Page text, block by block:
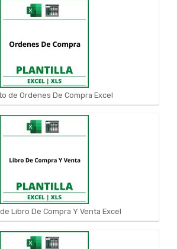
de Ordenes De Compra Excel
Libro De Compra Y Venta Excel